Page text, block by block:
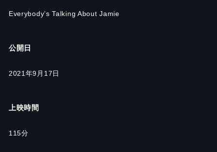
Everybody’s Talking About Jamie
公開日
2021年9月17日
上映時間
115分